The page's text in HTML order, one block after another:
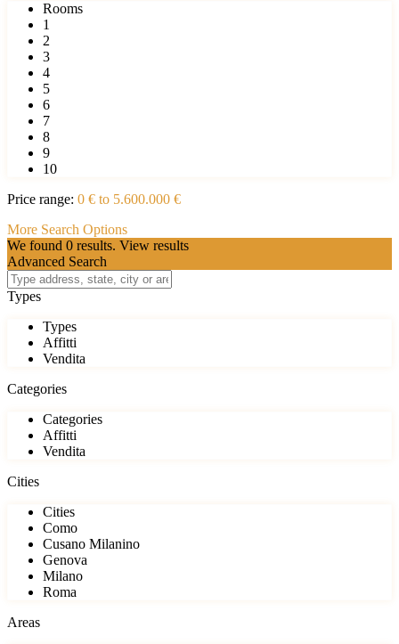
Rooms
1
2
3
4
5
6
7
8
9
10
Price range: 0 € to 5.600.000 €
More Search Options
We found 0 results. View results
Advanced Search
Types
Types
Affitti
Vendita
Categories
Categories
Affitti
Vendita
Cities
Cities
Como
Cusano Milanino
Genova
Milano
Roma
Areas